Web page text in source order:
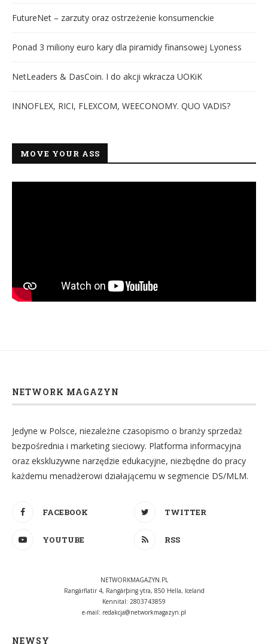
FutureNet – zarzuty oraz ostrzeżenie konsumenckie
Ponad 3 miliony euro kary dla piramidy finansowej Lyoness
NetLeaders & DasCoin. I do akcji wkracza UOKiK
INNOFLEX, RICI, FLEXCOM, WEECONOMY. QUO VADIS?
MOVE YOUR ASS
NETWORK MAGAZYN
Jedyne w Polsce, niezależne czasopismo o branży sprzedaż
bezpośrednia i marketing sieciowy. Platforma informacyjna
oraz ekskluzywne narzędzie edukacyjne, niezbędne do pracy
każdemu menadżerowi działającemu w segmencie DS/MLM.
FACEBOOK TWITTER
YOUTUBE RSS
NETWORKMAGAZYN.PL
Rangárflatir 4, Rangárþing ytra, 850 Hella, Iceland
Kennital: 2803743859
e-mail: redakcja@networkmagazyn.pl
NEWSY